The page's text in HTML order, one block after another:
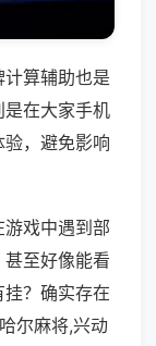
算辅助也是
在大家手机
，避免影响
戏中遇到部
至好像能看
？确实存在
尔麻将,兴动